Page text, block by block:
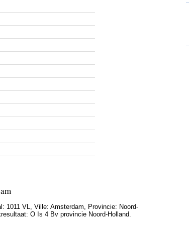
1011 VL, Ville: Amsterdam, Provincie: Noord-
O Is 4 Bv provincie Noord-Holland.